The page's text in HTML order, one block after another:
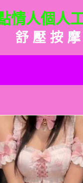
情人個人
舒 壓 按 摩